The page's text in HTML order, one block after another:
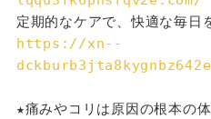
定期的なケアで、快適な毎日
https://xn--
★痛みやコリは原因の根本の